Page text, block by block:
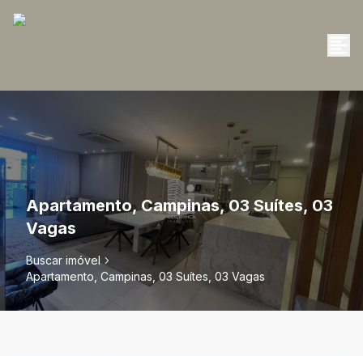
Apartamento, Campinas, 03 Suítes, 03
Vagas
Buscar imóvel
Apartamento, Campinas, 03 Suítes, 03 Vagas